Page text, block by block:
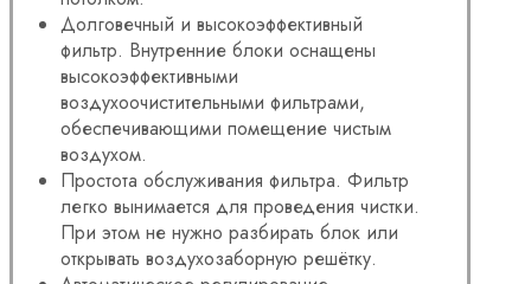
Долговечный и высокоэффективный
фильтр. Внутренние блоки оснащены
высокоэффективными
воздухоочистительными фильтрами,
обеспечивающими помещение чистым
воздухом.
Простота обслуживания фильтра. Фильтр
легко вынимается для проведения чистки.
При этом не нужно разбирать блок или
открывать воздухозаборную решётку.